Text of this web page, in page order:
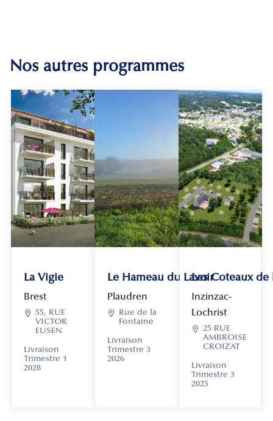
Nos autres programmes
La Vigie
Brest
 55, RUE
VICTOR
EUSEN
Livraison
Trimestre 1
2028
Le Hameau du Lavoir
Plaudren

Rue de la
Fontaine
Livraison
Trimestre 3
2026
Les Coteaux
Inzinzac-
Lochrist
 25 RUE
AMBROISE
CROIZAT
Livraison
Trimestre 3
2025